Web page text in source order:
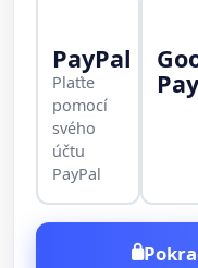
PayPal
Plaťte
pomocí
svého
účtu
PayPal
Pay